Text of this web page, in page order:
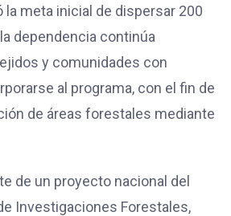
meta inicial de dispersar 200
dependencia continúa
y comunidades con
al programa, con el fin de
de áreas forestales mediante
de un proyecto nacional del
Investigaciones Forestales,